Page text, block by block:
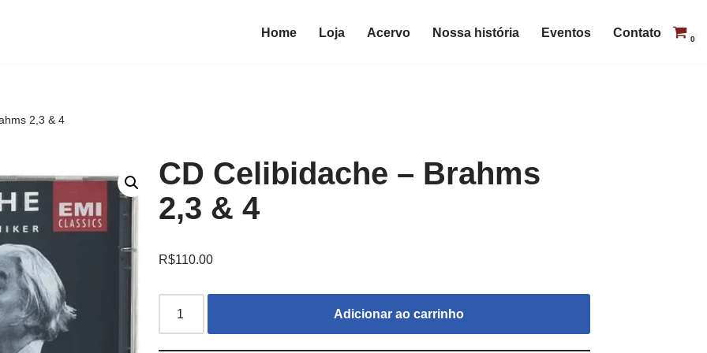
Home Loja Acervo Nossa história Eventos Contato 0
2,3 & 4
CD Celibidache – Brahms
2,3 & 4
R$110.00
Adicionar ao carrinho